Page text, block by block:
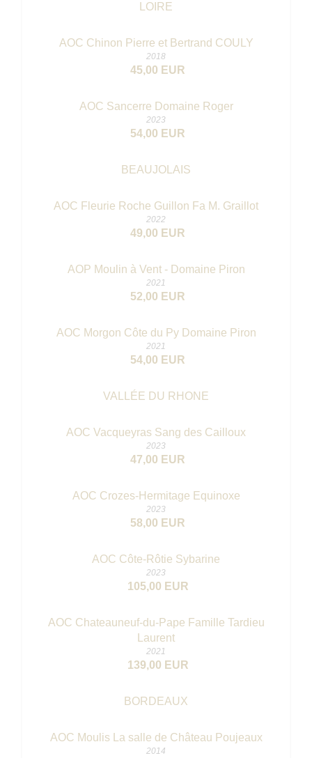
LOIRE
AOC Chinon Pierre et Bertrand COULY
2018
45,00 EUR
AOC Sancerre Domaine Roger
2023
54,00 EUR
BEAUJOLAIS
AOC Fleurie Roche Guillon Fa M. Graillot
2022
49,00 EUR
AOP Moulin à Vent - Domaine Piron
2021
52,00 EUR
AOC Morgon Côte du Py Domaine Piron
2021
54,00 EUR
VALLÉE DU RHONE
AOC Vacqueyras Sang des Cailloux
2023
47,00 EUR
AOC Crozes-Hermitage Equinoxe
2023
58,00 EUR
AOC Côte-Rôtie Sybarine
2023
105,00 EUR
AOC Chateauneuf-du-Pape Famille Tardieu
Laurent
2021
139,00 EUR
BORDEAUX
AOC Moulis La salle de Château Poujeaux
2014